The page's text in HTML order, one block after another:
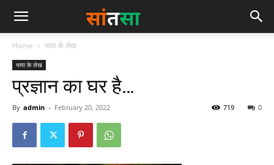
Home भापा के लेख
भापा के लेख
प्रज्ञान का घर है…
By admin - February 20, 2022 0
719